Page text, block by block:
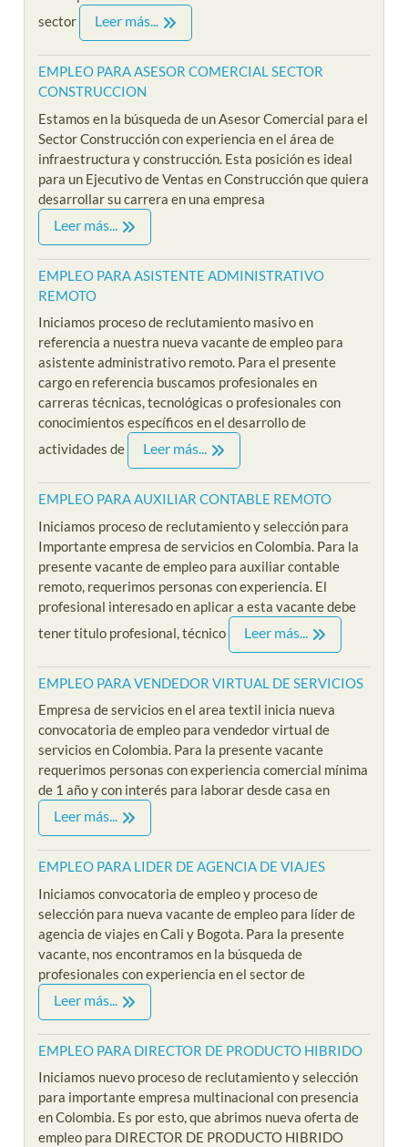
sector
Leer más...
EMPLEO PARA ASESOR COMERCIAL SECTOR
CONSTRUCCION
Estamos en la búsqueda de un Asesor Comercial para el
Sector Construcción con experiencia en el área de
infraestructura y construcción. Esta posición es ideal
para un Ejecutivo de Ventas en Construcción que quiera
desarrollar su carrera en una empresa
Leer más...
EMPLEO PARA ASISTENTE ADMINISTRATIVO
REMOTO
Iniciamos proceso de reclutamiento masivo en
referencia a nuestra nueva vacante de empleo para
asistente administrativo remoto. Para el presente
cargo en referencia buscamos profesionales en
carreras técnicas, tecnológicas o profesionales con
conocimientos específicos en el desarrollo de
actividades de
Leer más...
EMPLEO PARA AUXILIAR CONTABLE REMOTO
Iniciamos proceso de reclutamiento y selección para
Importante empresa de servicios en Colombia. Para la
presente vacante de empleo para auxiliar contable
remoto, requerimos personas con experiencia. El
profesional interesado en aplicar a esta vacante debe
tener titulo profesional, técnico
Leer más...
EMPLEO PARA VENDEDOR VIRTUAL DE SERVICIOS
Empresa de servicios en el area textil inicia nueva
convocatoria de empleo para vendedor virtual de
servicios en Colombia. Para la presente vacante
requerimos personas con experiencia comercial mínima
de 1 año y con interés para laborar desde casa en
Leer más...
EMPLEO PARA LIDER DE AGENCIA DE VIAJES
Iniciamos convocatoria de empleo y proceso de
selección para nueva vacante de empleo para líder de
agencia de viajes en Cali y Bogota. Para la presente
vacante, nos encontramos en la búsqueda de
profesionales con experiencia en el sector de
Leer más...
EMPLEO PARA DIRECTOR DE PRODUCTO HIBRIDO
Iniciamos nuevo proceso de reclutamiento y selección
para importante empresa multinacional con presencia
en Colombia. Es por esto, que abrimos nueva oferta de
empleo para DIRECTOR DE PRODUCTO HIBRIDO